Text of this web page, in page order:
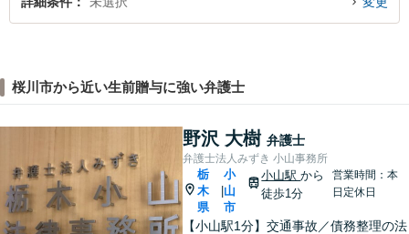
桜川市から近い生前贈与に強い弁護士
野沢 大樹 弁護士
弁護士法人みずき 小山事務所
栃
木
県
小
山
市
小山駅から
徒歩1分
営業時間：本
日定休日
【小山駅1分】交通事故／債務整理の法